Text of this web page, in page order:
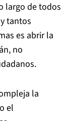
largo de todos
tantos
es abrir la
no
la
el